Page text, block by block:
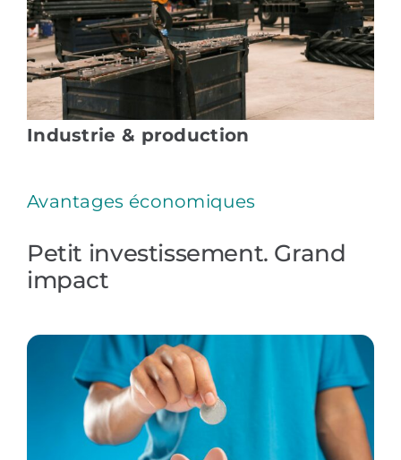
Industrie & production
Avantages économiques
Petit investissement. Grand
impact